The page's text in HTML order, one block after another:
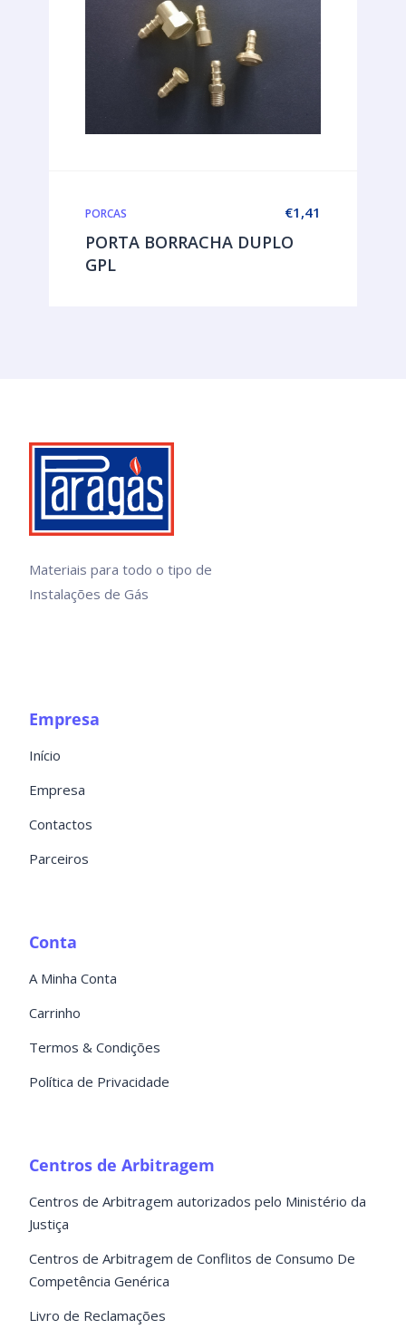
€1,41
PORCAS
PORTA BORRACHA DUPLO
GPL
Materiais para todo o tipo de
Instalações de Gás
Empresa
Início
Empresa
Contactos
Parceiros
Conta
A Minha Conta
Carrinho
Termos & Condições
Política de Privacidade
Centros de Arbitragem
Centros de Arbitragem autorizados pelo Ministério da
Justiça
Centros de Arbitragem de Conflitos de Consumo De
Competência Genérica
Livro de Reclamações